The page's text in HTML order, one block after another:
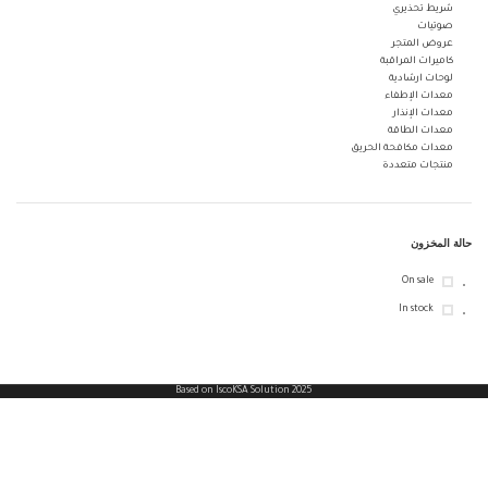
شريط تحذيري
صوتيات
عروض المتجر
كاميرات المراقبة
لوحات ارشادية
معدات الإطفاء
معدات الإنذار
معدات الطاقة
معدات مكافحة الحريق
منتجات متعددة
حالة المخزون
On sale
In stock
Based on IscoKSA Solution 2025